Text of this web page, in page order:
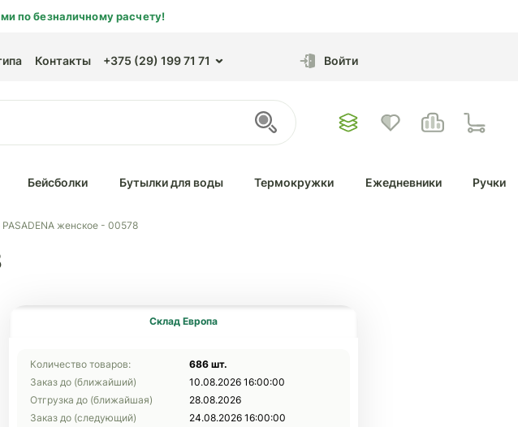
по безналичному расчету!
Контакты +375 (29) 199 71 71 Войти
Бейсболки Бутылки для воды Термокружки Ежедневники Ручки
женское - 00578
Склад Европа
Количество товаров:
686 шт.
Заказ до (ближайший)
10.08.2026 16:00:00
Отгрузка до (ближайшая)
28.08.2026
Заказ до (следующий)
24.08.2026 16:00:00